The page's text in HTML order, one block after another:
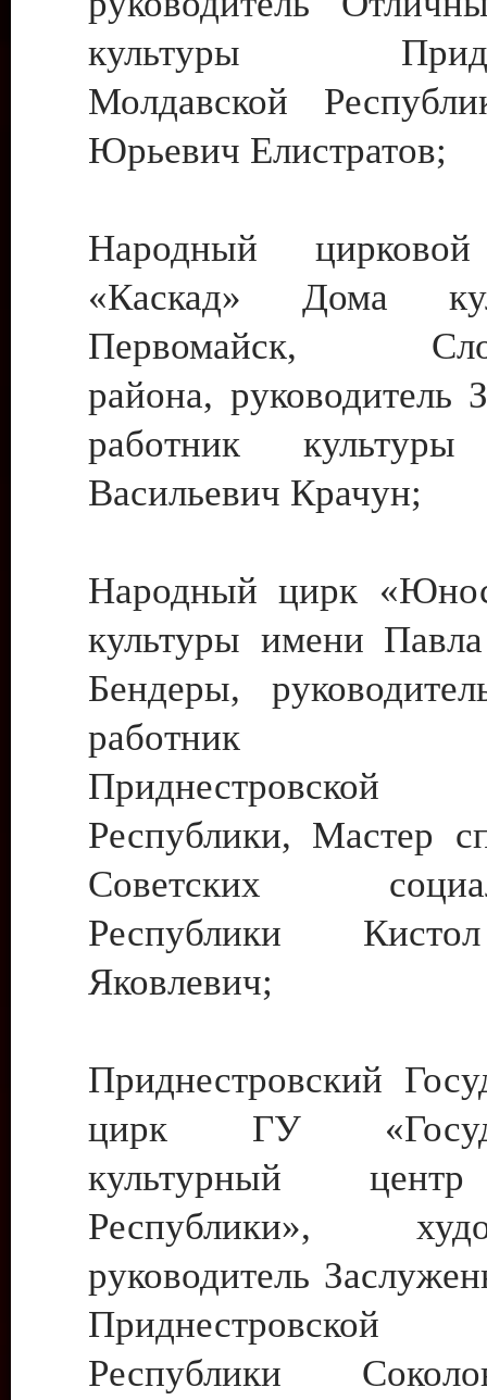
культуры
Молдавской
Юрьевич Елистратов;
Народный цирковой
«Каскад» Дома
Первомайск,
района, руководитель
работник культуры
Васильевич Крачун;
Народный цирк
культуры имени
Бендеры,
работник
Приднестровской
Республики, Мастер
Советских
Республики
Яковлевич;
Приднестровский
цирк ГУ
культурный
Республики»,
руководитель
Приднестровской
Республики